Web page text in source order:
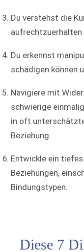
Du verstehst die
aufrechtzuerhalten
Du erkennst
schädigen können
Navigiere mit
schwierige
in oft
Beziehung.
Entwickle ein
Beziehungen,
Bindungstypen.
Diese 7